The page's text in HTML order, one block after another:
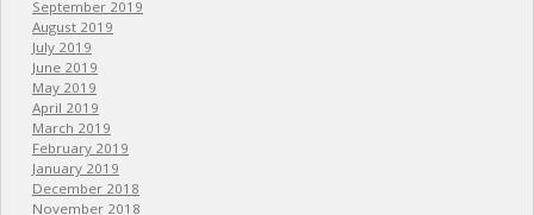
September 2019
August 2019
July 2019
June 2019
May 2019
April 2019
March 2019
February 2019
January 2019
December 2018
November 2018